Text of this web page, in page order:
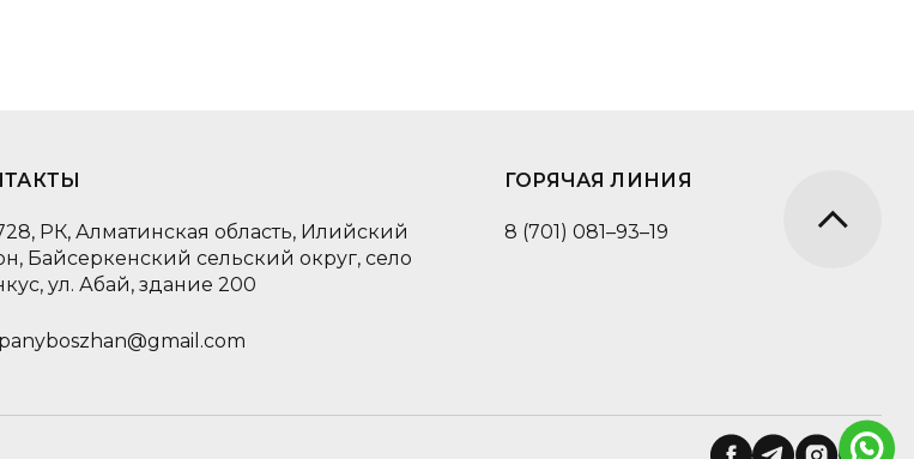
РК, Алматинская область, Илийский
Байсеркенский сельский округ, село
ул. Абай, здание 200
ГОРЯЧАЯ ЛИНИЯ
8 (701) 081–93–19